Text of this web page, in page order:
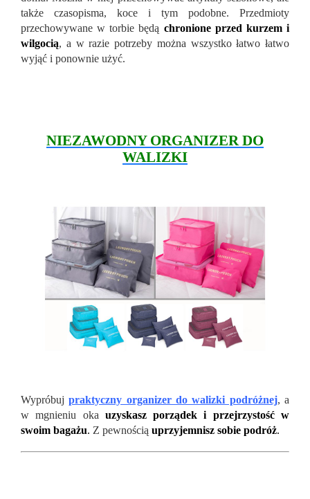
także czasopisma, koce i tym podobne. Przedmioty
przechowywane w torbie będą chronione przed kurzem i
wilgocią, a w razie potrzeby można wszystko łatwo łatwo
wyjąć i ponownie użyć.
NIEZAWODNY ORGANIZER DO
WALIZKI
Wypróbujpraktyczny organizer do walizki podróżnej, a
w mgnieniu oka uzyskasz porządek i przejrzystość w
swoim bagażu. Z pewnością uprzyjemnisz sobie podróż.